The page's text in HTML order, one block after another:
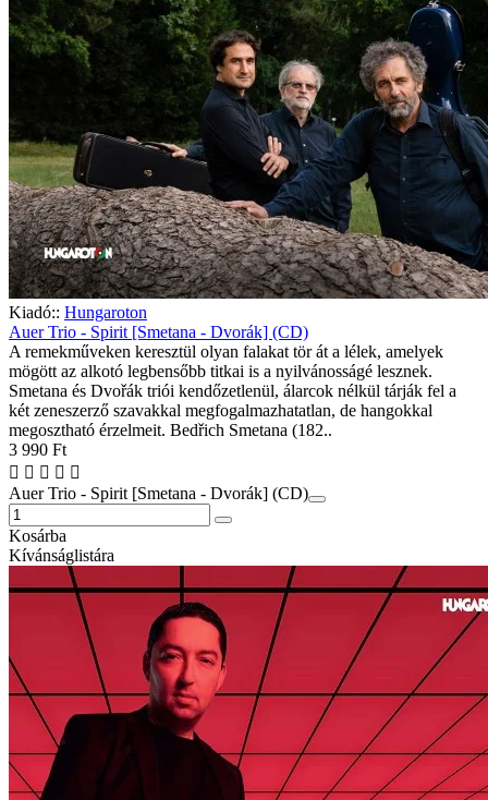
Kiadó:: Hungaroton
Auer Trio - Spirit [Smetana - Dvorák] (CD)
A remekműveken keresztül olyan falakat tör át a lélek, amelyek
mögött az alkotó legbensőbb titkai is a nyilvánosságé lesznek.
Smetana és Dvořák triói kendőzetlenül, álarcok nélkül tárják fel a
két zeneszerző szavakkal megfogalmazhatatlan, de hangokkal
megosztható érzelmeit. Bedřich Smetana (182..
3 990 Ft
Auer Trio - Spirit [Smetana - Dvorák] (CD)
Kosárba
Kívánságlistára